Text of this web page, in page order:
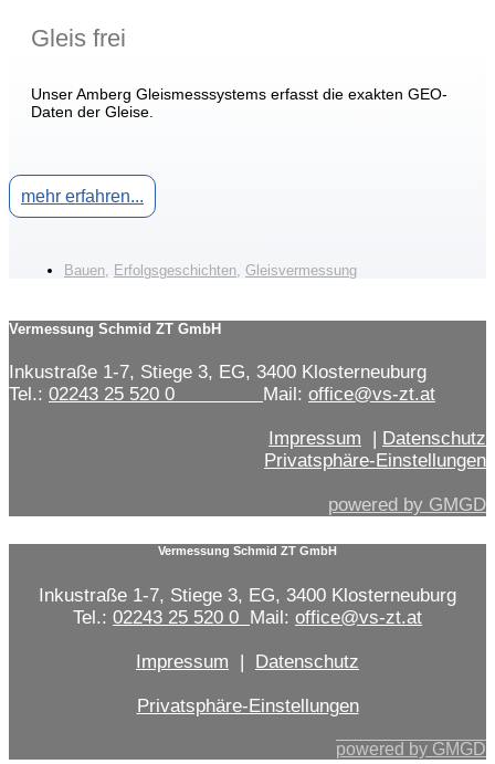
Gleis frei
Unser Amberg Gleismesssystems erfasst die exakten GEO-
Daten der Gleise.
mehr erfahren...
Bauen, Erfolgsgeschichten, Gleisvermessung
Vermessung Schmid ZT GmbH
Inkustraße 1-7, Stiege 3, EG, 3400 Klosterneuburg
Tel.: 02243 25 520 0 Mail: office@vs-zt.at
Impressum
Datenschutz
Privatsphäre-Einstellungen
powered by GMGD
Vermessung Schmid ZT GmbH
Inkustraße 1-7, Stiege 3, EG, 3400 Klosterneuburg
Tel.: 02243 25 520 0 Mail: office@vs-zt.at
Impressum Datenschutz
Privatsphäre-Einstellungen
powered by GMGD